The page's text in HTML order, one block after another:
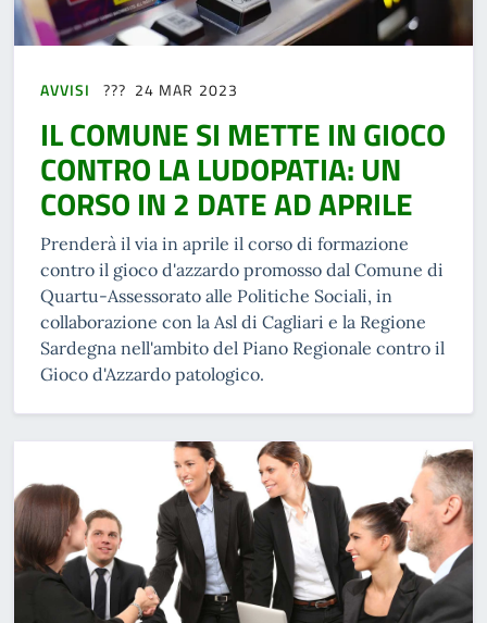
AVVISI 24 MAR 2023
IL COMUNE SI METTE IN GIOCO
CONTRO LA LUDOPATIA: UN
CORSO IN 2 DATE AD APRILE
Prenderà il via in aprile il corso di formazione
contro il gioco d'azzardo promosso dal Comune di
Quartu-Assessorato alle Politiche Sociali, in
collaborazione con la Asl di Cagliari e la Regione
Sardegna nell'ambito del Piano Regionale contro il
Gioco d'Azzardo patologico.